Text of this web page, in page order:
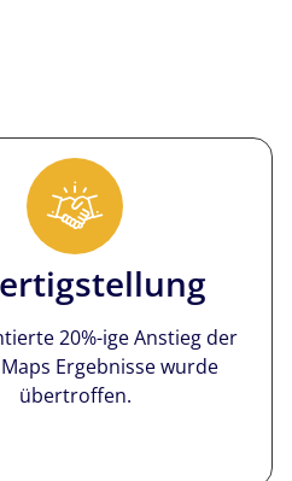
20%-ige Anstieg der
Ergebnisse wurde
übertroffen.